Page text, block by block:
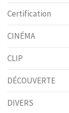
Certification
CINÉMA
CLIP
DÉCOUVERTE
DIVERS